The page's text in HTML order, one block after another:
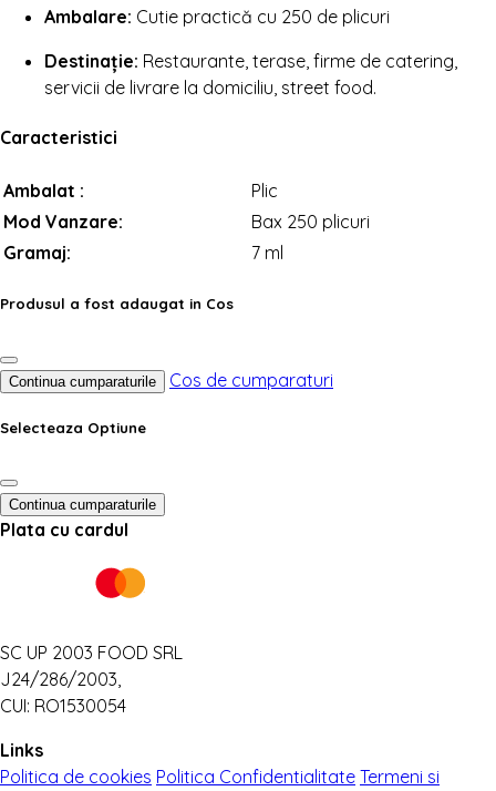
Ambalare: Cutie practică cu 250 de plicuri
Destinație: Restaurante, terase, firme de catering,
servicii de livrare la domiciliu, street food.
Caracteristici
Ambalat :
Plic
Mod Vanzare:
Bax 250 plicuri
Gramaj:
7 ml
Produsul a fost adaugat in Cos
Continua cumparaturile Cos de cumparaturi
Selecteaza Optiune
Continua cumparaturile
Plata cu cardul
SC UP 2003 FOOD SRL
J24/286/2003,
CUI: RO1530054
Links
Politica de cookies Politica Confidentialitate Termeni si